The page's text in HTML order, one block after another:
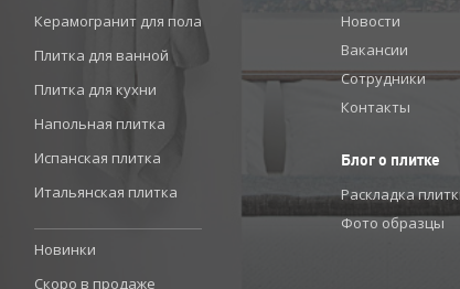
Керамогранит для пола
Плитка для ванной
Плитка для кухни
Напольная плитка
Испанская плитка
Итальянская плитка
Новинки
Скоро в продаже
Новости
Вакансии
Сотрудники
Контакты
Блог о плитке
Раскладка
Фото образцы